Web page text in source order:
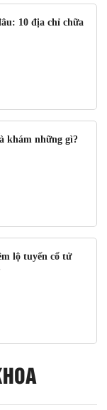
10 địa chỉ chữa
khám những gì?
lộ tuyến cổ tử